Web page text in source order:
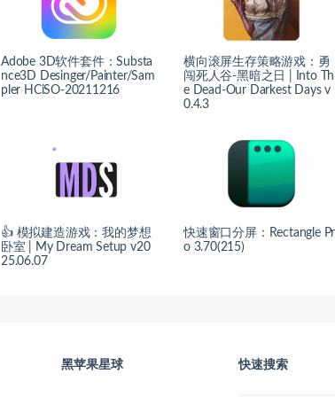
Adobe 3D软件套件：Substa
nce3D Desinger/Painter/Sam
pler HCiSO-20211216
横向滚屏生存策略游戏：勇
闯死人谷-黑暗之日 | Into Th
e Dead-Our Darkest Days v
0.4.3
👍 模拟建造游戏：我的梦想
卧室 | My Dream Setup v20
25.06.07
快速窗口分屏：Rectangle Pr
o 3.70(215)
黑苹果星球 快速搜索